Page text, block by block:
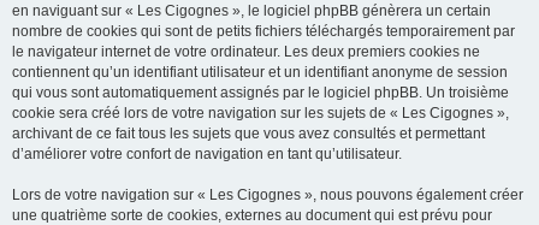
en naviguant sur « Les Cigognes », le logiciel phpBB génèrera un certain
nombre de cookies qui sont de petits fichiers téléchargés temporairement par
le navigateur internet de votre ordinateur. Les deux premiers cookies ne
contiennent qu’un identifiant utilisateur et un identifiant anonyme de session
qui vous sont automatiquement assignés par le logiciel phpBB. Un troisième
cookie sera créé lors de votre navigation sur les sujets de « Les Cigognes »,
archivant de ce fait tous les sujets que vous avez consultés et permettant
d’améliorer votre confort de navigation en tant qu’utilisateur.
Lors de votre navigation sur « Les Cigognes », nous pouvons également créer
une quatrième sorte de cookies, externes au document qui est prévu pour